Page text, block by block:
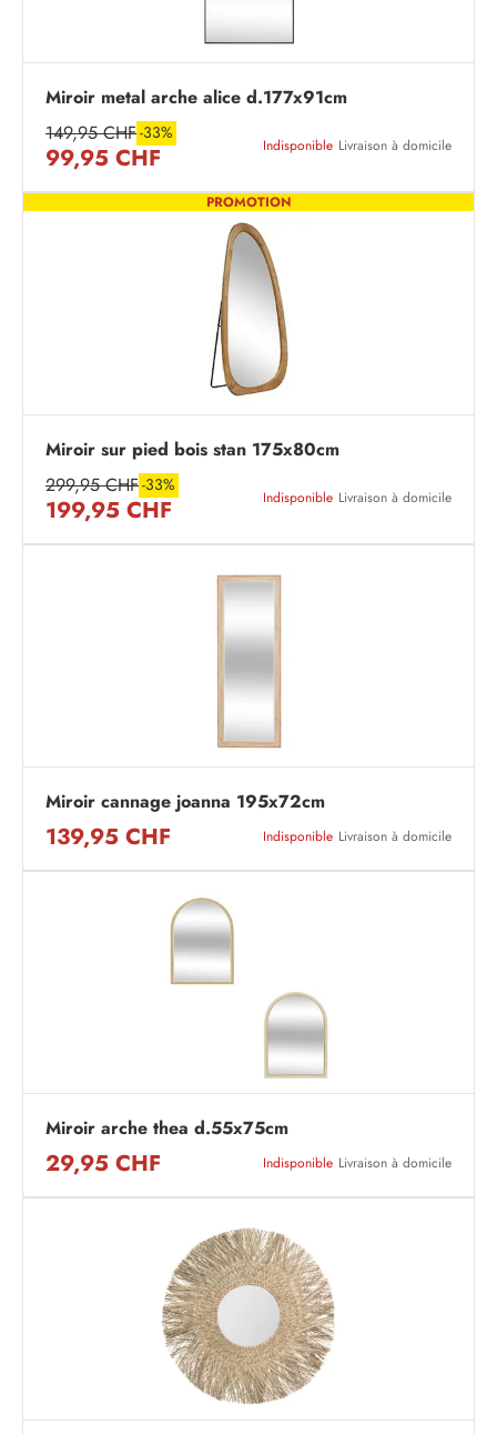
Miroir metal arche alice d.177x91cm
149,95 CHF-33%
99,95 CHF Indisponible Livraison à domicile
PROMOTION
Miroir sur pied bois stan 175x80cm
299,95 CHF-33%
199,95 CHF Indisponible Livraison à domicile
Miroir cannage joanna 195x72cm
139,95 CHF Indisponible Livraison à domicile
Miroir arche thea d.55x75cm
29,95 CHF Indisponible Livraison à domicile